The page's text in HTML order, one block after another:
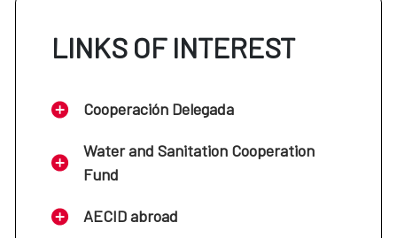
LINKS OF INTEREST
Cooperación Delegada
Water and Sanitation Cooperation
Fund
AECID abroad